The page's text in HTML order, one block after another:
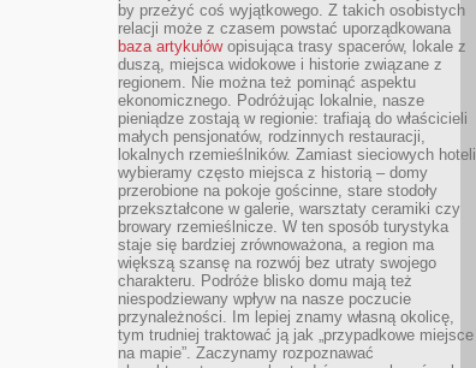
by przeżyć coś wyjątkowego. Z takich osobistych
relacji może z czasem powstać uporządkowana
baza artykułówopisująca trasy spacerów, lokale z
duszą, miejsca widokowe i historie związane z
regionem. Nie można też pominąć aspektu
ekonomicznego. Podróżując lokalnie, nasze
pieniądze zostają w regionie: trafiają do właścicieli
małych pensjonatów, rodzinnych restauracji,
lokalnych rzemieślników. Zamiast sieciowych hoteli
wybieramy często miejsca z historią – domy
przerobione na pokoje gościnne, stare stodoły
przekształcone w galerie, warsztaty ceramiki czy
browary rzemieślnicze. W ten sposób turystyka
staje się bardziej zrównoważona, a region ma
większą szansę na rozwój bez utraty swojego
charakteru. Podróże blisko domu mają też
niespodziewany wpływ na nasze poczucie
przynależności. Im lepiej znamy własną okolicę,
tym trudniej traktować ją jak „przypadkowe miejsce
na mapie”. Zaczynamy rozpoznawać